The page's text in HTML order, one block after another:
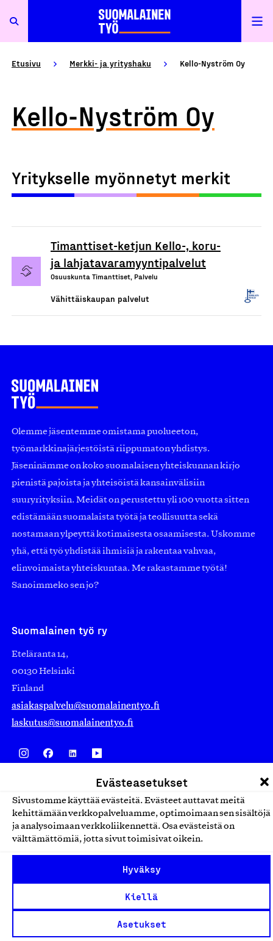
Evästeasetukset
Sivustomme käyttää evästeitä. Evästeet auttavat meitä
kehittämään verkkopalveluamme, optimoimaan sen sisältöjä
ja analysoimaan verkkoliikennettä. Osa evästeistä on
välttämättömiä, jotta sivut toimisivat oikein.
Hyväksy
Kiellä
Asetukset
Etusivu Merkki- ja yrityshaku Kello-Nyström Oy
Kello-Nyström Oy
Yritykselle myönnetyt merkit
Timanttiset-ketjun Kello-, koru-
ja lahjatavaramyyntipalvelut
Osuuskunta Timanttiset, Palvelu
Vähittäiskaupan palvelut
Olemme jäsentemme omistama puolueeton,
työmarkkinajärjestöistä riippumaton yhdistys.
Jäseninämme on koko suomalaisen yhteiskunnan kirjo
pienistä pajoista ja yhteisöistä kansainvälisiin
suuryrityksiin. Meidät on perustettu yli 100 vuotta sitten
edistämään suomalaista työtä ja teollisuutta sekä
nostamaan ylpeyttä kotimaisesta osaamisesta. Uskomme
yhä, että työ yhdistää ihmisiä ja rakentaa vahvaa,
elinvoimaista yhteiskuntaa. Me rakastamme työtä!
Sanoimmeko sen jo?
Suomalainen työ ry
Eteläranta 14,
00130 Helsinki
Finland
asiakaspalvelu@suomalainentyo.fi
laskutus@suomalainentyo.fi
Yhteiskunnallinen Yritys -merkki